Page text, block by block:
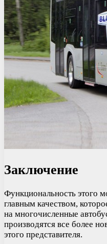
Заключение
Функциональность этого
главным качеством,
на многочисленные
производятся все более
этого представителя.